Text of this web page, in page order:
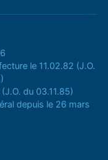
le 11.02.82 (J.O.
du 03.11.85)
depuis le 26 mars